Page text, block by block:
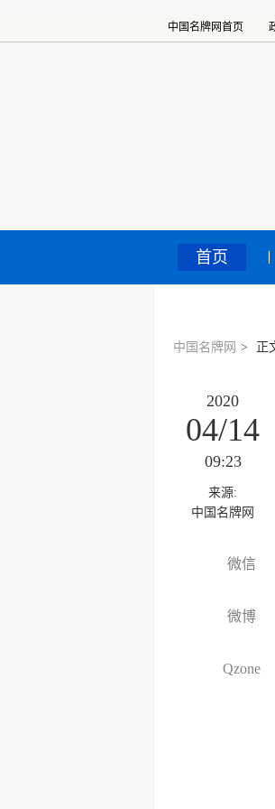
中国名牌网首页
首页
中国名牌网 > 正
2020
04/14
09:23
来源:
中国名牌网
微信
微博
Qzone